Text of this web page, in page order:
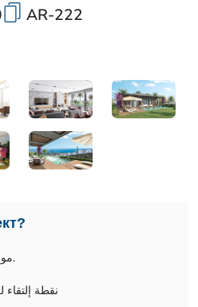
AR-222
موقع مميزعلى خليج ياليكافاك.
نقطة إلتقاء